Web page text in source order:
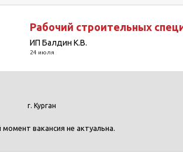
Рабочий строительных
ИП Балдин К.В.
24 июля
г. Курган
вакансия не актуальна.